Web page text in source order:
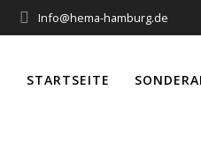
Info@hema-hamburg.de
STARTSEITE